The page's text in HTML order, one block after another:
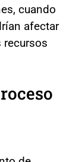
cuando
afectar
recursos